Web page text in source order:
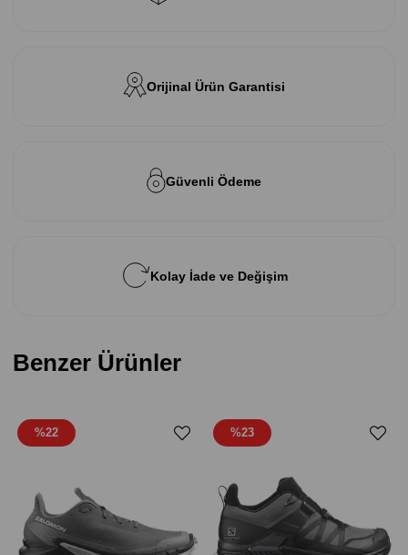
Orijinal Ürün Garantisi
Güvenli Ödeme
Kolay İade ve Değişim
Benzer Ürünler
%22 %23